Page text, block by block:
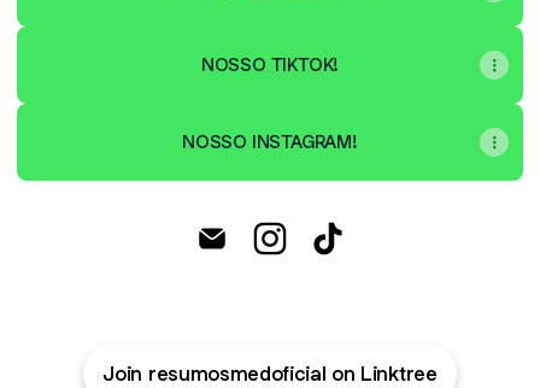
NOSSO TIKTOK!
NOSSO INSTAGRAM!
Join resumosmedoficial on Linktree